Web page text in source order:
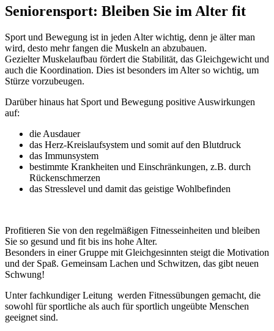
Seniorensport: Bleiben Sie im Alter fit
Sport und Bewegung ist in jeden Alter wichtig, denn je älter man
wird, desto mehr fangen die Muskeln an abzubauen.
Gezielter Muskelaufbau fördert die Stabilität, das Gleichgewicht und
auch die Koordination. Dies ist besonders im Alter so wichtig, um
Stürze vorzubeugen.
Darüber hinaus hat Sport und Bewegung positive Auswirkungen
auf:
die Ausdauer
das Herz-Kreislaufsystem und somit auf den Blutdruck
das Immunsystem
bestimmte Krankheiten und Einschränkungen, z.B. durch
Rückenschmerzen
das Stresslevel und damit das geistige Wohlbefinden
Profitieren Sie von den regelmäßigen Fitnesseinheiten und bleiben
Sie so gesund und fit bis ins hohe Alter.
Besonders in einer Gruppe mit Gleichgesinnten steigt die Motivation
und der Spaß. Gemeinsam Lachen und Schwitzen, das gibt neuen
Schwung!
Unter fachkundiger Leitung werden Fitnessübungen gemacht, die
sowohl für sportliche als auch für sportlich ungeübte Menschen
geeignet sind.